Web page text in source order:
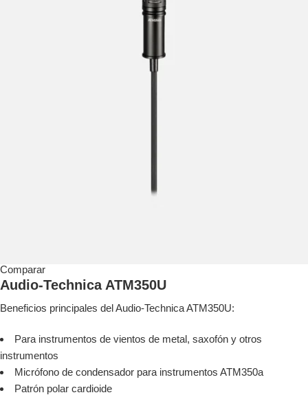
Comparar
Audio-Technica ATM350U
Beneficios principales del Audio-Technica ATM350U:
Para instrumentos de vientos de metal, saxofón y otros
instrumentos
Micrófono de condensador para instrumentos ATM350a
Patrón polar cardioide